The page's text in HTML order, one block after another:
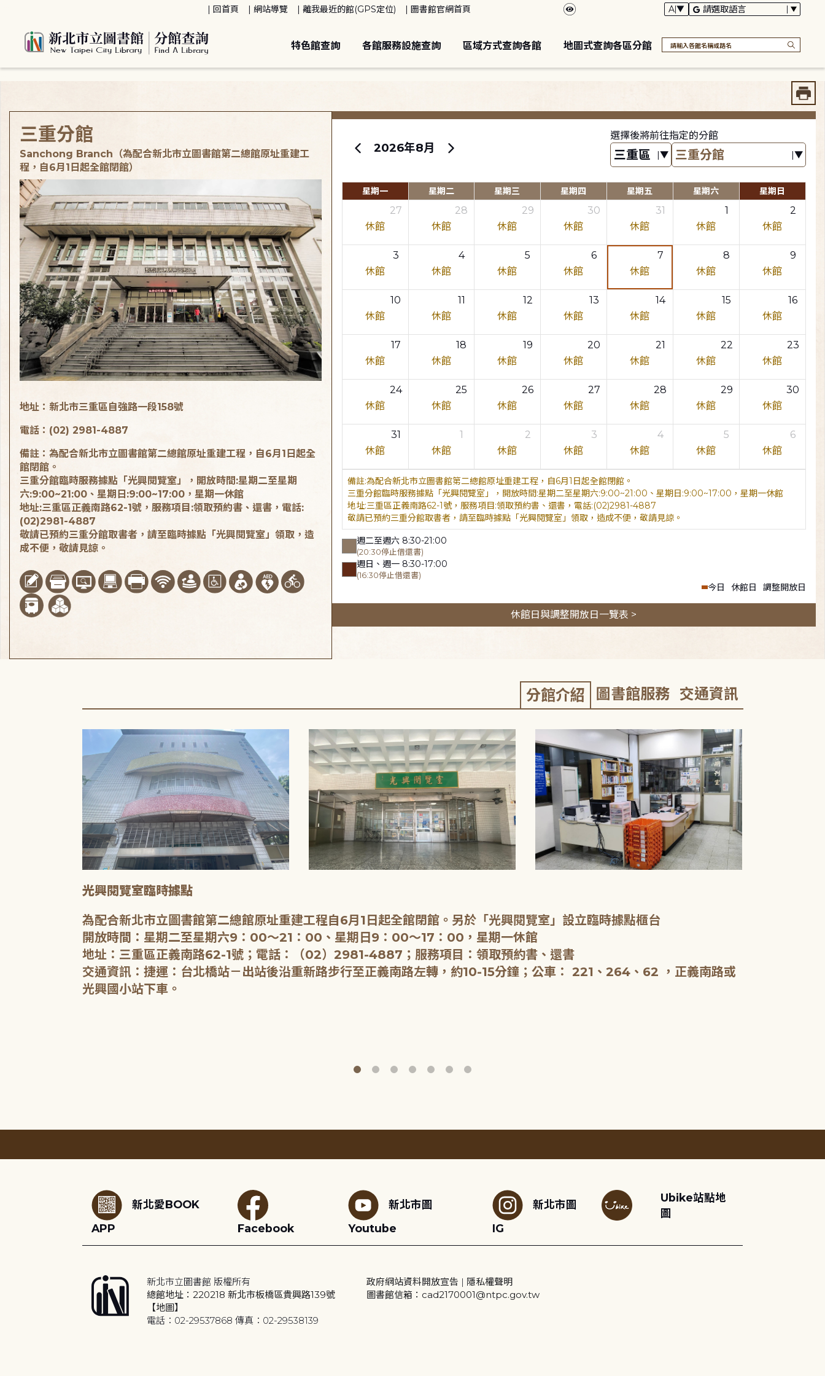
回首頁 網站導覽 離我最近的館(GPS定位) 圖書館官網首頁
特色館查詢 各館服務設施查詢 區域方式查詢各館 地圖式查詢各區分館
2026年8月
選擇後將前往指定的分館
星期一 星期二 星期三 星期四 星期五 星期六 星期日
27
休館
28
休館
29
休館
30
休館
31
休館
1
休館
2
休館
3
休館
4
休館
5
休館
6
休館
7
休館
8
休館
9
休館
10
休館
11
休館
12
休館
13
休館
14
休館
15
休館
16
休館
17
休館
18
休館
19
休館
20
休館
21
休館
22
休館
23
休館
24
休館
25
休館
26
休館
27
休館
28
休館
29
休館
30
休館
31
休館
1
休館
2
休館
3
休館
4
休館
5
休館
6
休館
為配合新北市立圖書館第二總館原址重建工程，自6月1日起全館閉館。
三重分館臨時服務據點「光興閱覽室」，開放時間:星期二至星期六:9:00~21:00、星期日:9:00~17:00，星期一休館
地址:三重區正義南路62-1號，服務項目:領取預約書、還書，電話:(02)2981-4887
敬請已預約三重分館取書者，請至臨時據點「光興閱覽室」領取，造成不便，敬請見諒。
週二至週六 8:30-21:00
(20:30停止借還書)
週日、週一 8:30-17:00
(16:30停止借還書)
今日 休館日 調整開放日
休館日與調整開放日一覽表 >
三重分館
Sanchong Branch（為配合新北市立圖書館第二總館原址重建工
程，自6月1日起全館閉館）
地址：新北市三重區自強路一段158號
電話：(02) 2981-4887
備註：為配合新北市立圖書館第二總館原址重建工程，自6月1日起全
館閉館。
三重分館臨時服務據點「光興閱覽室」，開放時間:星期二至星期
六:9:00~21:00、星期日:9:00~17:00，星期一休館
地址:三重區正義南路62-1號，服務項目:領取預約書、還書，電話:
(02)2981-4887
敬請已預約三重分館取書者，請至臨時據點「光興閱覽室」領取，造
成不便，敬請見諒。
分館介紹 圖書館服務 交通資訊
光興閱覽室臨時據點
為配合新北市立圖書館第二總館原址重建工程自6月1日起全館閉館。另於「光興閱覽室」設立臨時據點櫃台
開放時間：星期二至星期六9：00～21：00、星期日9：00～17：00，星期一休館
地址：三重區正義南路62-1號；電話：（02）2981-4887；服務項目：領取預約書、還書
交通資訊：捷運：台北橋站－出站後沿重新路步行至正義南路左轉，約10-15分鐘；公車： 221、264、62 ，正義南路或
光興國小站下車。
新北愛BOOK
APP
Facebook
新北市圖
Youtube
新北市圖
IG
Ubike站點地
圖
新北市立圖書館 版權所有
總館地址：220218 新北市板橋區貴興路139號
【地圖】
電話：02-29537868 傳真：02-29538139
政府網站資料開放宣告 | 隱私權聲明
圖書館信箱：cad2170001@ntpc.gov.tw